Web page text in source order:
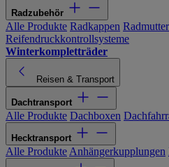
Radzubehör
Alle Produkte Radkappen
Reifendruckkontrollsysteme
Winterkompletträder
Reisen & Transport
Dachtransport
Alle Produkte Dachboxen
Hecktransport
Alle Produkte Anhängerkupplungen